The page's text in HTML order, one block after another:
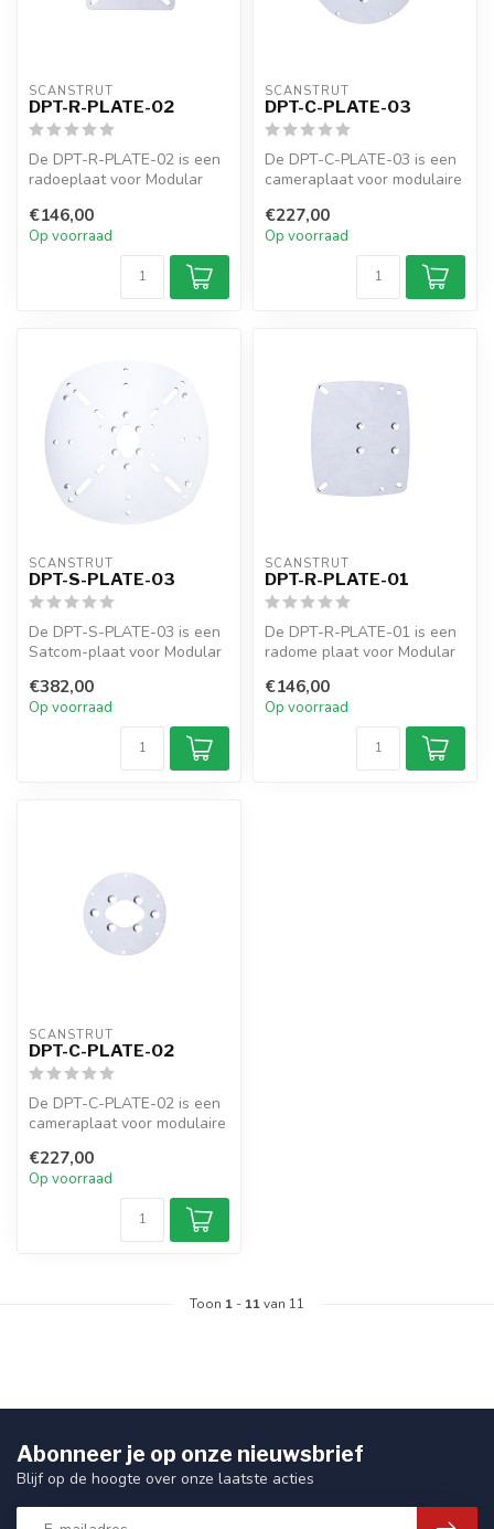
SCANSTRUT
DPT-R-PLATE-02
De DPT-R-PLATE-02 is een
radoeplaat voor Modular
de DPT-...
€146,00
Op voorraad
SCANSTRUT
DPT-C-PLATE-03
De DPT-C-PLATE-03 is een
cameraplaat voor modulaire
DP...
€227,00
Op voorraad
SCANSTRUT
DPT-S-PLATE-03
De DPT-S-PLATE-03 is een
Satcom-plaat voor Modular
DPT...
€382,00
Op voorraad
SCANSTRUT
DPT-R-PLATE-01
De DPT-R-PLATE-01 is een
radome plaat voor Modular
DPT...
€146,00
Op voorraad
SCANSTRUT
DPT-C-PLATE-02
De DPT-C-PLATE-02 is een
cameraplaat voor modulaire
DP...
€227,00
Op voorraad
Toon 1 - 11van 11
Abonneer je op onze nieuwsbrief
Blijf op de hoogte over onze laatste acties